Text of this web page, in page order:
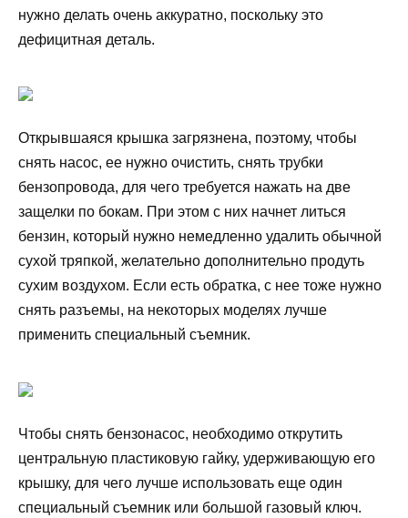
нужно делать очень аккуратно, поскольку это
дефицитная деталь.
Открывшаяся крышка загрязнена, поэтому, чтобы
снять насос, ее нужно очистить, снять трубки
бензопровода, для чего требуется нажать на две
защелки по бокам. При этом с них начнет литься
бензин, который нужно немедленно удалить обычной
сухой тряпкой, желательно дополнительно продуть
сухим воздухом. Если есть обратка, с нее тоже нужно
снять разъемы, на некоторых моделях лучше
применить специальный съемник.
Чтобы снять бензонасос, необходимо открутить
центральную пластиковую гайку, удерживающую его
крышку, для чего лучше использовать еще один
специальный съемник или большой газовый ключ.